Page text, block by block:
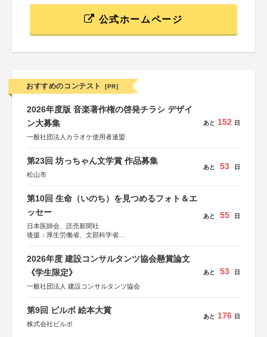
公式ホームページ
おすすめのコンテスト [PR]
2026年度版 音楽著作権の啓発チラシ デザイ
ン大募集
一般社団法人カラオケ使用者連盟
あと 152 日
第23回 坊っちゃん文学賞 作品募集
松山市
あと 53 日
第10回 生命（いのち）を見つめるフォト＆エ
ッセー
日本医師会、読売新聞社
後援：厚生労働省、文部科学省
しん生命保険株式会社
あと 55 日
2026年度 建設コンサルタンツ協会懸賞論文
《学生限定》
一般社団法人 建設コンサルタンツ協会
あと 53 日
第9回 ビルボ 絵本大賞
株式会社ビルボ
あと 176 日